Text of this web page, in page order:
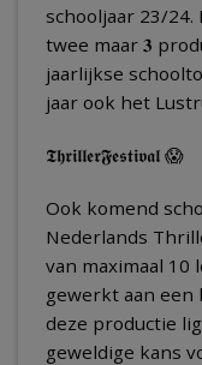
schooljaar 23/
twee maar 𝟑
jaarlijkse
jaar ook het
𝕿𝖍𝖗𝖎𝖑𝖑𝖊𝖗𝕱𝖊𝖘𝖙𝖎𝖛𝖆𝖑 😱
Ook komend
Nederlands
van maximaal
gewerkt aan
deze productie
geweldige kans